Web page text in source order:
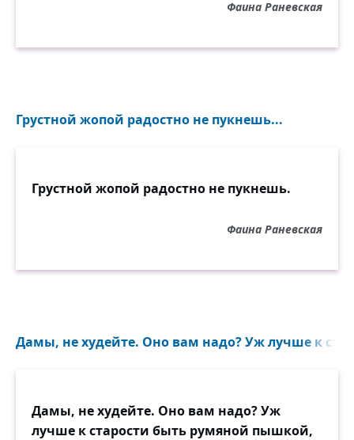
Фаина Раневская
Грустной жопой радостно не пукнешь...
Грустной жопой радостно не пукнешь.
Фаина Раневская
Дамы, не худейте. Оно вам надо? Уж лучше к
Дамы, не худейте. Оно вам надо? Уж
лучше к старости быть румяной пышкой,